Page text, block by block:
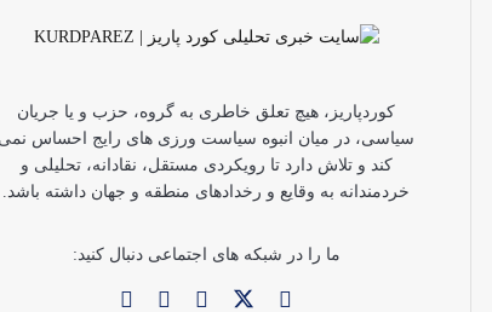
کوردپاریز، هیچ تعلق خاطری به گروه، حزب و یا جریان
سیاسی، در میان انبوه سیاست ورزی های رایج احساس نمی
کند و تلاش دارد تا رویکردی مستقل، نقادانه، تحلیلی و
خردمندانه به وقایع و رخدادهای منطقه و جهان داشته باشد.
ما را در شبکه های اجتماعی دنبال کنید: